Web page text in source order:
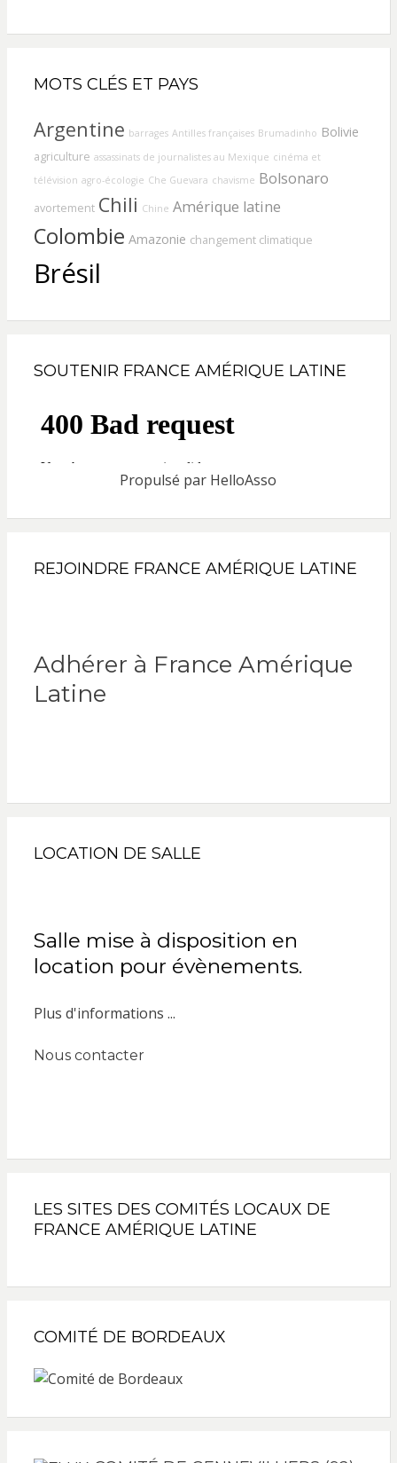
MOTS CLÉS ET PAYS
Argentine barrages Antilles françaises Brumadinho Bolivie
agriculture assassinats de journalistes au Mexique cinéma et
télévision agro-écologie Che Guevara chavisme Bolsonaro
avortement Chili Chine Amérique latine
Colombie Amazonie changement climatique
Brésil
SOUTENIR FRANCE AMÉRIQUE LATINE
Propulsé par HelloAsso
REJOINDRE FRANCE AMÉRIQUE LATINE
Adhérer à France Amérique
Latine
LOCATION DE SALLE
Salle mise à disposition en
location pour évènements.
Plus d'informations ...
Nous contacter
LES SITES DES COMITÉS LOCAUX DE
FRANCE AMÉRIQUE LATINE
COMITÉ DE BORDEAUX